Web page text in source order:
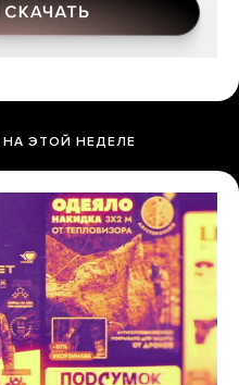
ЭТОЙ НЕДЕЛЕ